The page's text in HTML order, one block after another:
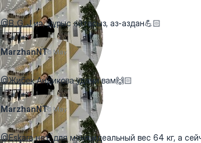
@B_G_J иә, дұрыс айтасыз, аз-аздан💪🏻
MarzhanNT5 May
@Жибек Андикова удачи вам🙌🏻
MarzhanNT5 May
@Eskara нет, для меня идеальный вес 64 кг, а